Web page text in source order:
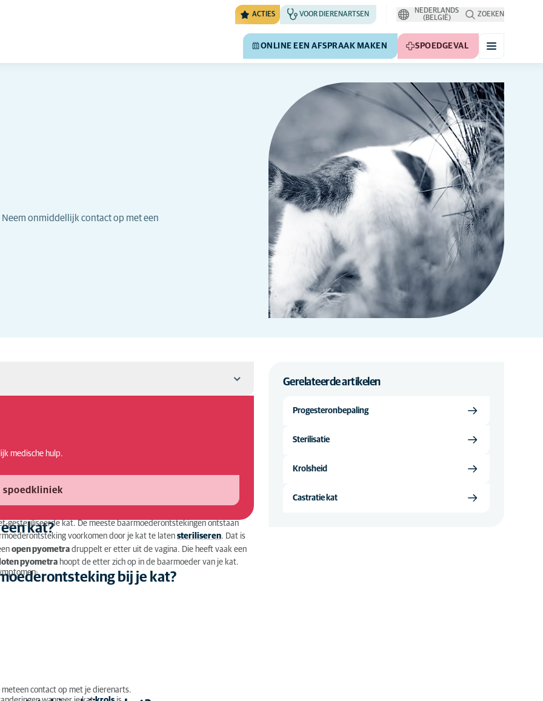
ACTIES VOOR DIERENARTSEN
NEDERLANDS
(BELGIË)
ZOEKEN
ONLINE EEN AFSPRAAK MAKEN SPOEDGEVAL
onmiddellijk contact op met een
een kat?
laten behandelen?
medische hulp.
spoedkliniek
kat?
gesteriliseerde kat. De meeste baarmoederontstekingen ontstaan
voorkomen door je kat te laten steriliseren. Dat is
open pyometra druppelt er etter uit de vagina. Die heeft vaak een
pyometra hoopt de etter zich op in de baarmoeder van je kat.
bij je kat?
contact op met je dierenarts.
Gerelateerde artikelen
Progesteronbepaling
Sterilisatie
Krolsheid
Castratie kat